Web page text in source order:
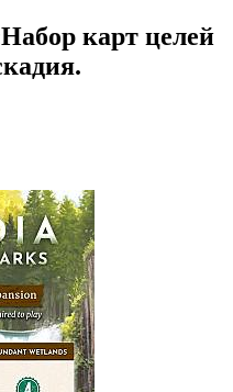
карт целей